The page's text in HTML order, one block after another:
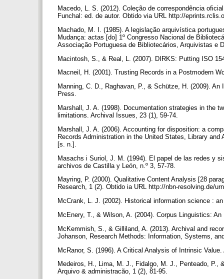
Macedo, L. S. (2012). Coleção de correspondência
Funchal: ed. de autor. Obtido via URL http://
Machado, M. I. (1985). A legislação arquivística
Mudança: actas [do] 1º Congresso Nacional de
Associação Portuguesa de Bibliotecários, Arquivistas e
Macintosh, S., & Real, L. (2007). DIRKS: Putting ISO
Macneil, H. (2001). Trusting Records in a Postmodern
Manning, C. D., Raghavan, P., & Schütze, H. (2009).
Press.
Marshall, J. A. (1998). Documentation strategies in the
limitations. Archival Issues, 23 (1), 59-74.
Marshall, J. A. (2006). Accounting for disposition: a
Records Administration in the United States, Library
[s. n.].
Masachs i Suriol, J. M. (1994). El papel de las redes y
archivos de Castilla y León, n.º 3, 57-78.
Mayring, P. (2000). Qualitative Content Analysis [28
Research, 1 (2). Obtido ia URL http://nbn-resolving.de/
McCrank, L. J. (2002). Historical information science :
McEnery, T., & Wilson, A. (2004). Corpus Linguistics:
McKemmish, S., & Gilliland, A. (2013). Archival and
Johanson, Research Methods: Information, Systems,
McRanor, S. (1996). A Critical Analysis of Intrinsic
Medeiros, H., Lima, M. J., Fidalgo, M. J., Penteado, P.,
Arquivo & administracão, 1 (2), 81-95.